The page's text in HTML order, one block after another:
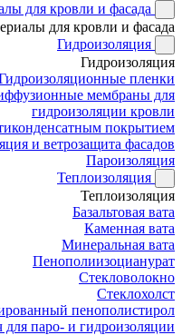
для кровли и фасада
для кровли и фасада
Гидроизоляция
Гидроизоляция
пленки
мембраны для
гидроизоляции кровли
покрытием
и ветрозащита фасадов
Пароизоляция
Теплоизоляция
Теплоизоляция
Базальтовая вата
Каменная вата
Минеральная вата
Пенополиизоцианурат
Стекловолокно
Стеклохолст
пенополистирол
для паро- и гидроизоляции